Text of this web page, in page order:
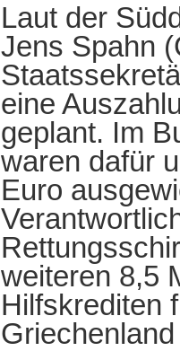
Laut der
Jens Spahn
eine
geplant. Im
waren dafür
Euro
weiteren 8,5
Hilfskrediten